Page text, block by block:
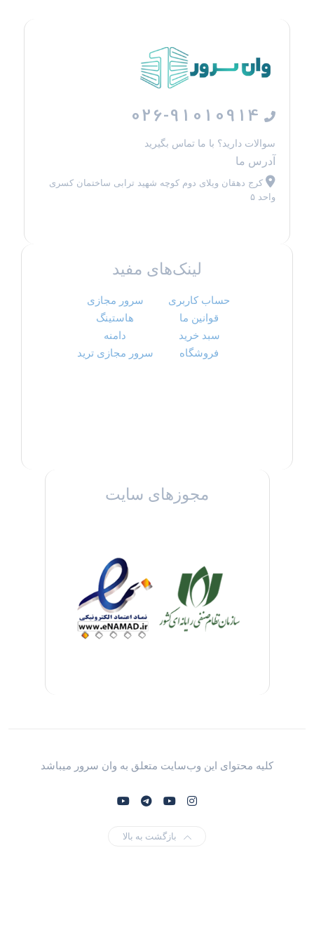
026-91010914
سوالات دارید؟ با ما تماس بگیرید
آدرس ما
کرج دهقان ویلای دوم کوچه شهید ترابی ساختمان کسری
واحد ۵
لینک‌های مفید
حساب کاربری
قوانین ما
سبد خرید
فروشگاه
سرور مجازی
هاستینگ
دامنه
سرور مجازی ترید
مجوزهای سایت
کلیه محتوای این وب‌سایت متعلق به وان سرور میباشد
بازگشت به بالا